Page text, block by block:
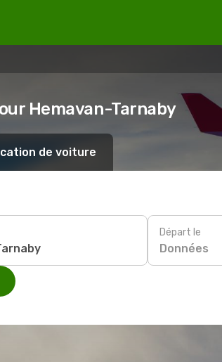
Hemavan-Tarnaby
de voiture
Départ le
Données